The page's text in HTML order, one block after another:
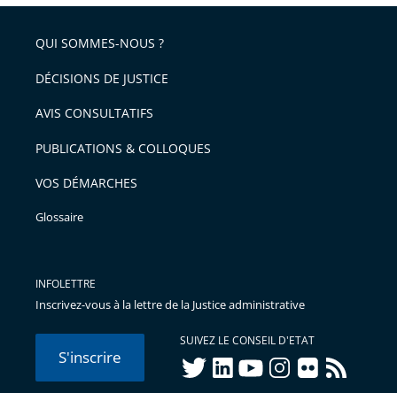
arriver
après
l'article
pour
avant
QUI SOMMES-NOUS ?
DÉCISIONS DE JUSTICE
AVIS CONSULTATIFS
PUBLICATIONS & COLLOQUES
VOS DÉMARCHES
Glossaire
INFOLETTRE
Inscrivez-vous à la lettre de la Justice administrative
S'inscrire
SUIVEZ LE CONSEIL D'ETAT
twitterlinkedInyoutubeinstagram
flickr rss